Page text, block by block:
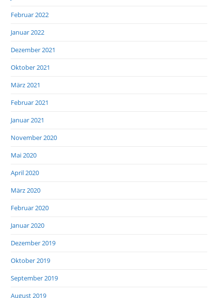
Februar 2022
Januar 2022
Dezember 2021
Oktober 2021
März 2021
Februar 2021
Januar 2021
November 2020
Mai 2020
April 2020
März 2020
Februar 2020
Januar 2020
Dezember 2019
Oktober 2019
September 2019
August 2019